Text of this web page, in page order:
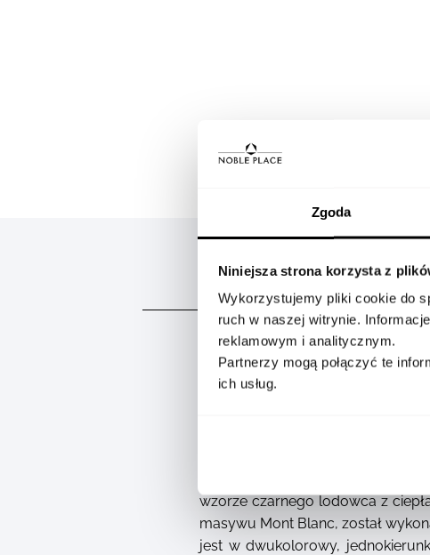
Zgoda
Niniejsza strona korzysta z
Wykorzystujemy pliki cookie do
ruch w naszej witrynie.
reklamowym i analitycznym.
Partnerzy mogą połączyć te
ich usług.
Montblanc Iced Sea Automatic
wzorze czarnego lodowca z
masywu Mont Blanc, został
jest w dwukolorowy,